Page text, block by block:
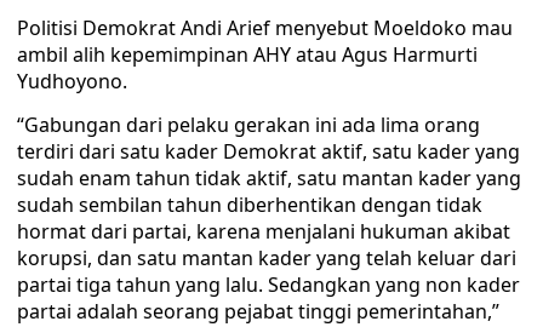
Politisi Demokrat Andi Arief menyebut Moeldoko mau
ambil alih kepemimpinan AHY atau Agus Harmurti
Yudhoyono.
“Gabungan dari pelaku gerakan ini ada lima orang
terdiri dari satu kader Demokrat aktif, satu kader yang
sudah enam tahun tidak aktif, satu mantan kader yang
sudah sembilan tahun diberhentikan dengan tidak
hormat dari partai, karena menjalani hukuman akibat
korupsi, dan satu mantan kader yang telah keluar dari
partai tiga tahun yang lalu. Sedangkan yang non kader
partai adalah seorang pejabat tinggi pemerintahan,”